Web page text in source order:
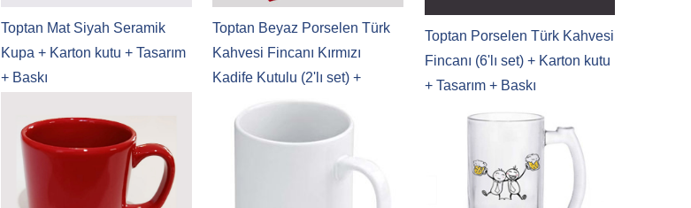
Toptan Mat Siyah Seramik
Kupa + Karton kutu + Tasarım
+ Baskı
Toptan Beyaz Porselen Türk
Kahvesi Fincanı Kırmızı
Kadife Kutulu (2'lı set) +
Tasarım + Baskı
Toptan Porselen Türk Kahvesi
Fincanı (6'lı set) + Karton kutu
+ Tasarım + Baskı